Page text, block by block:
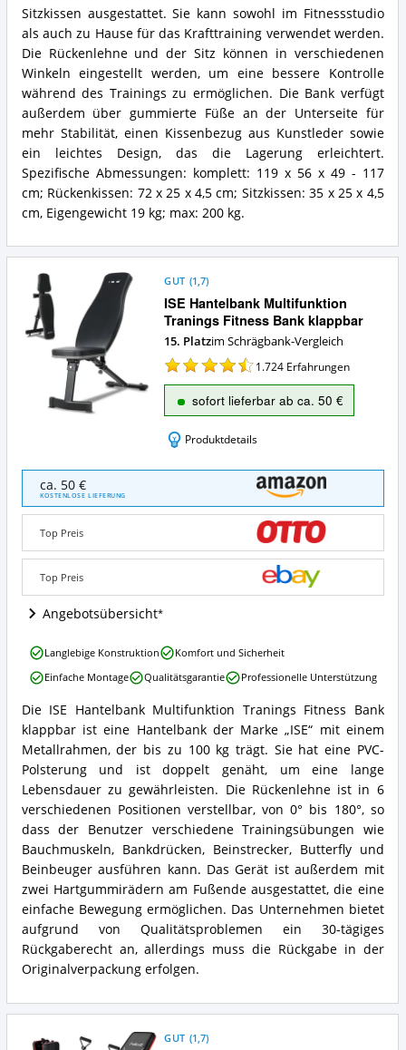
Hantelbank
7-
Fach
Rückenlehne
und
4-
Fach
Sitz
Verstellbar
Zusammenfassung:
Was
bietet
diese
Schrägbank?
Sitzkissen ausgestattet. Sie kann sowohl im Fitnessstudio
als auch zu Hause für das Krafttraining verwendet werden.
Die Rückenlehne und der Sitz können in verschiedenen
Winkeln eingestellt werden, um eine bessere Kontrolle
während des Trainings zu ermöglichen. Die Bank verfügt
außerdem über gummierte Füße an der Unterseite für
mehr Stabilität, einen Kissenbezug aus Kunstleder sowie
ein leichtes Design, das die Lagerung erleichtert.
Spezifische Abmessungen: komplett: 119 x 56 x 49 - 117
cm; Rückenkissen: 72 x 25 x 4,5 cm; Sitzkissen: 35 x 25 x 4,5
cm, Eigengewicht 19 kg; max: 200 kg.
und
4-
Fach
Sitz
Verstellbar
Vorteile:
Was
spricht
für
diese
Schrägbank?
ISE Hantelbank Multifunktion
Tranings Fitness Bank klappbar
GUT (1,7)
15. Platzim Schrägbank-Vergleich
1.724 Erfahrungen
sofort lieferbar ab ca. 50 €
Produktdetails
ISE
Hantelbank
Multifunktion
Tranings
Fitness
Bank
klappbar
Angebote:
Wo
ist
Schrägbank
erhältlich?
ca. 50 €
KOSTENLOSE LIEFERUNG
Top Preis
Top Preis
Angebotsübersicht
ISE
Hantelbank
Multifunktion
Tranings
Fitness
Bank
klappbar
Zusammenfassung:
Was
bietet
diese
Schrägbank?
Die ISE Hantelbank Multifunktion Tranings Fitness Bank
klappbar ist eine Hantelbank der Marke „ISE“ mit einem
Metallrahmen, der bis zu 100 kg trägt. Sie hat eine PVC-
Polsterung und ist doppelt genäht, um eine lange
Lebensdauer zu gewährleisten. Die Rückenlehne ist in 6
verschiedenen Positionen verstellbar, von 0° bis 180°, so
dass der Benutzer verschiedene Trainingsübungen wie
Bauchmuskeln, Bankdrücken, Beinstrecker, Butterfly und
Beinbeuger ausführen kann. Das Gerät ist außerdem mit
zwei Hartgummirädern am Fußende ausgestattet, die eine
einfache Bewegung ermöglichen. Das Unternehmen bietet
aufgrund von Qualitätsproblemen ein 30-tägiges
Rückgaberecht an, allerdings muss die Rückgabe in der
Originalverpackung erfolgen.
ISE
Hantelbank
Multifunktion
Fitness
Bank
klappbar
Vorteile:
Was
spricht
für
diese
Schrägbank?
Langlebige Konstruktion
Komfort und Sicherheit
Einfache Montage
Qualitätsgarantie Professionelle Unterstützung
GUT (1,7)